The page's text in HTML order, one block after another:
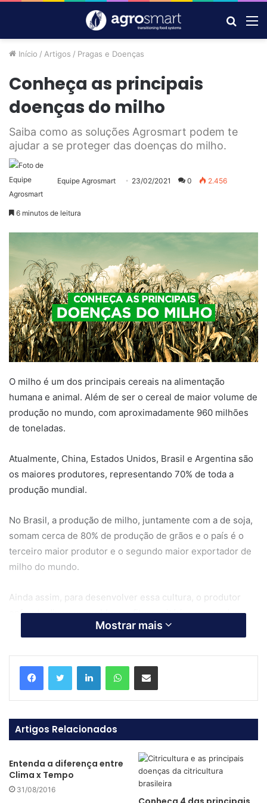
por
Início / Artigos / Pragas e Doenças
Conheça as principais
doenças do milho
Saiba como as soluções Agrosmart podem te
ajudar a se proteger das doenças do milho.
Equipe Agrosmart 23/02/2021 0 2.456
6 minutos de leitura
O milho é um dos principais cereais na alimentação
humana e animal. Além de ser o cereal de maior volume de
produção no mundo, com aproximadamente 960 milhões
de toneladas.
Atualmente, China, Estados Unidos, Brasil e Argentina são
os maiores produtores, representando 70% de toda a
produção mundial.
No Brasil, a produção de milho, juntamente com a de soja,
somam cerca de 80% de produção de grãos e o país é o
terceiro maior produtor e o segundo maior exportador de
milho do mundo.
Ainda assim, para desenvolver essa cultura, o produtor
enfrenta diversos problemas fitossanitários que podem
comprometer a produtividade.
Mostrar mais
Linkedin WhatsApp
Artigos Relacionados
Entenda a diferença entre
Clima x Tempo
31/08/2016